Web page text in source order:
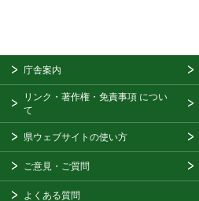
庁舎案内
リンク・著作権・免責事項 につい
て
県ウェブサイトの使い方
ご意見・ご質問
よくある質問